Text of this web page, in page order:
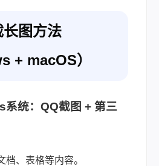
图方法
+ macOS）
统：QQ截图 + 第三
档、表格等内容。